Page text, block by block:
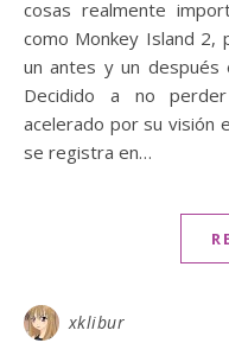
cosas realmente
como Monkey Island 2,
un antes y un después
Decidido a no
acelerado por su visión
se registra en…
xklibur